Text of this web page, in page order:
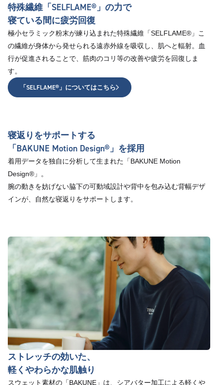
特殊繊維「SELFLAME®︎」の力で
寝ている間に疲労回復
極小セラミック粉末が練り込まれた特殊繊維「SELFLAME®︎」こ
の繊維が身体から発せられる遠赤外線を吸収し、肌へと輻射。血
行が促進されることで、筋肉のコリ等の改善や疲労を回復しま
す。
「SELFLAME®︎」についてはこちら
寝返りをサポートする
「BAKUNE Motion Design®」を採用
着用データを独自に分析して生まれた「BAKUNE Motion
Design®」。
腕の動きを妨げない脇下の可動域設計や背中を包み込む背幅デザ
インが、自然な寝返りをサポートします。
ストレッチの効いた、
軽くやわらかな肌触り
スウェット素材の「BAKUNE」は、シアバター加工による軽くや